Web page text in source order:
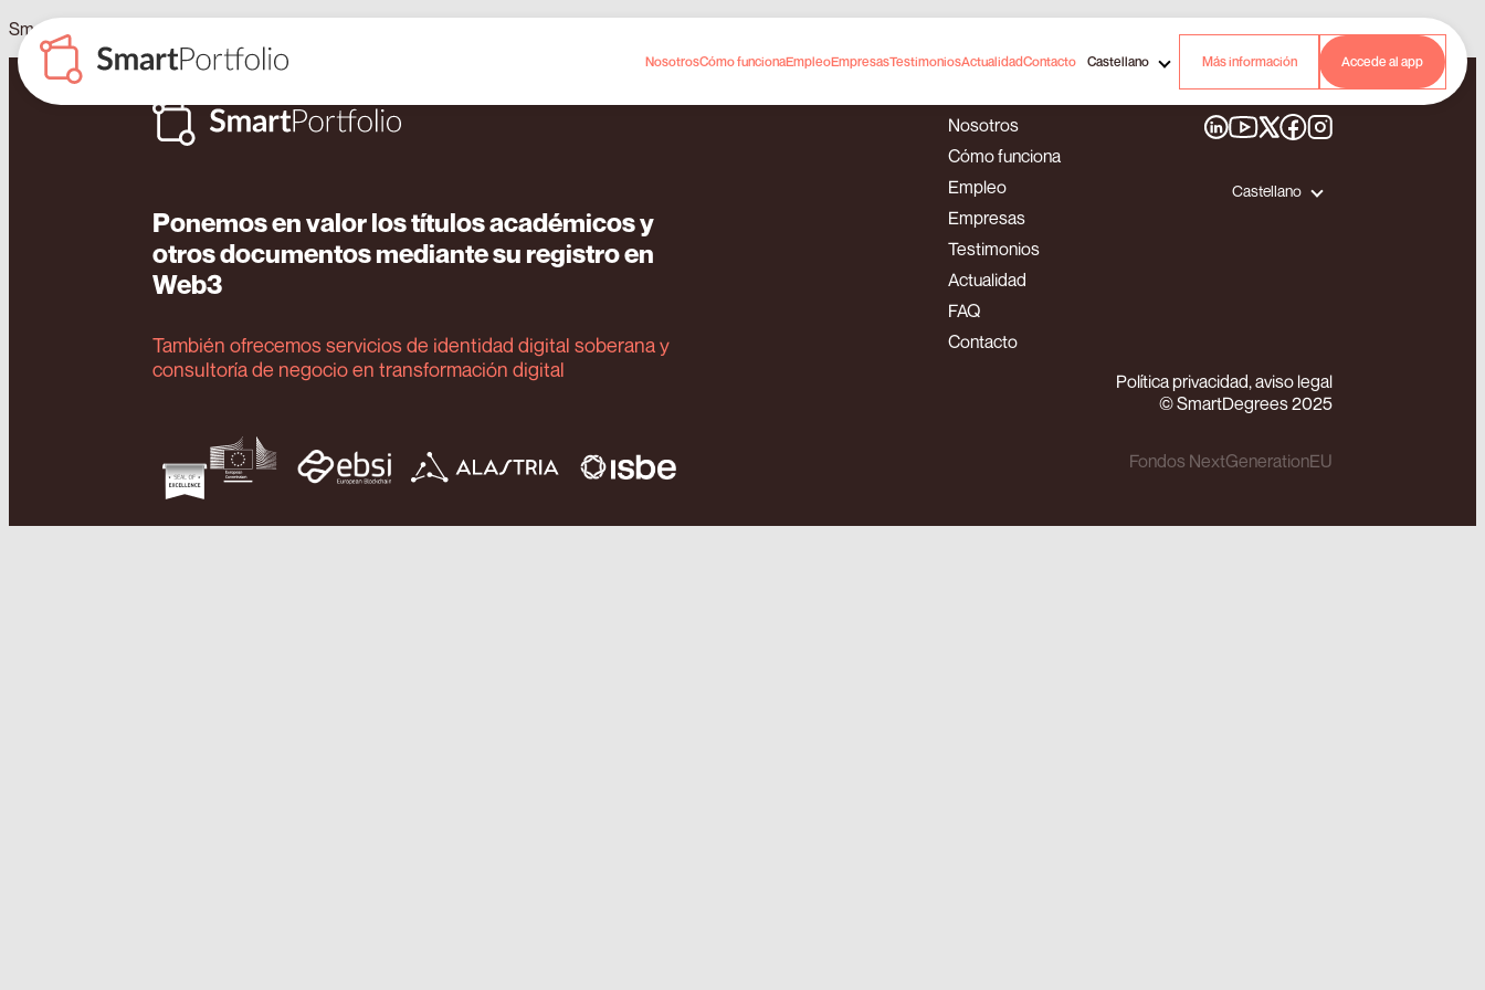
NosotrosCómo funcionaEmpleoEmpresasTestimoniosActualidadContacto Castellano Más información Accede al app
SmartDegrees y Larrosa Academy certifican con blockchain la formación en la nueva industria de la música
Ponemos en valor los títulos académicos y
otros documentos mediante su registro en
Web3
También ofrecemos servicios de identidad digital soberana y
consultoría de negocio en transformación digital
Nosotros
Cómo funciona
Empleo
Empresas
Testimonios
Actualidad
FAQ
Contacto
Castellano
Política privacidad, aviso legal
© SmartDegrees 2025
Fondos NextGenerationEU